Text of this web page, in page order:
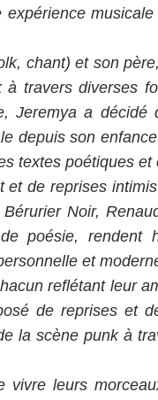
chant) et son
travers diverses
Jeremya a décidé
depuis son
textes poétiques et
de reprises
Noir,
poésie, rendent
et
reflétant leur
de reprises et
la scène punk à
vivre leurs